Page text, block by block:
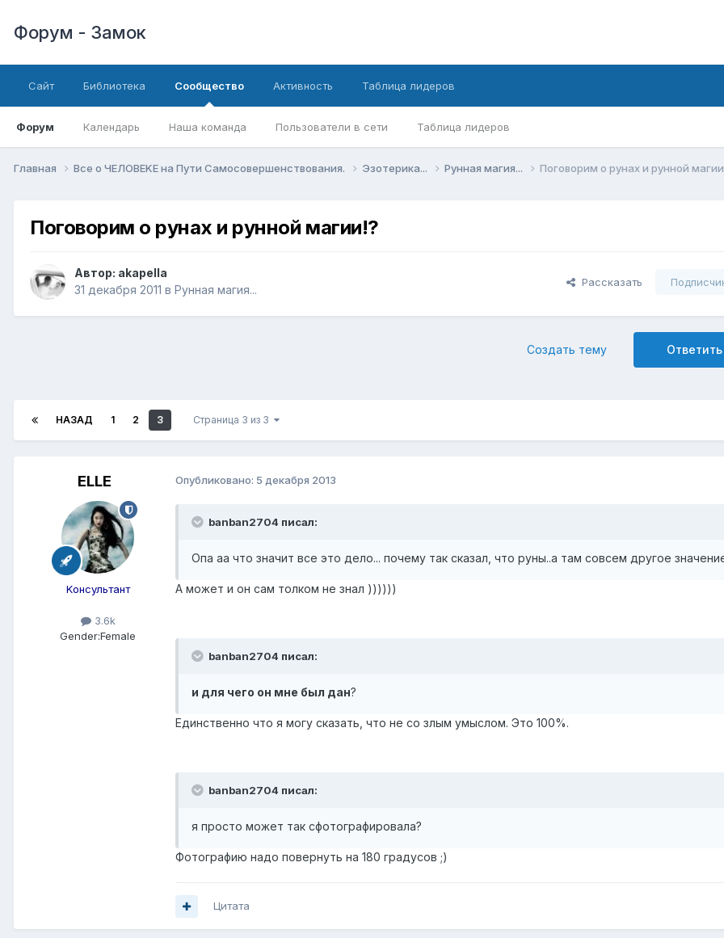
Форум - Замок
Сайт Библиотека Сообщество
Форум Календарь Наша команда Пользователи в сети Таблица лидеров
Активность Таблица лидеров
Главная Все о ЧЕЛОВЕKЕ на Пути Самосовершенствования. Эзотерика... Рунная магия... Поговорим о рунах и рунной
Поговорим о рунах и рунной магии!?
Автор: akapella
31 декабря 2011 в Рунная магия...
Рассказать
Создать тему
НАЗАД 1 2 3 Страница 3 из 3
ELLE
Kонсультант
3.6k
Gender:Female
Опубликовано: 5 декабря 2013
banban2704 писал:
Опа аа что значит все это дело... почему так сказал, что руны..а там совсем другое
А может и он сам толком не знал ))))))
banban2704 писал:
и для чего он мне был дан?
Единственно что я могу сказать, что не со злым умыслом. Это 100%.
banban2704 писал:
я просто может так сфотографировала?
Фотографию надо повернуть на 180 градусов ;)
Цитата